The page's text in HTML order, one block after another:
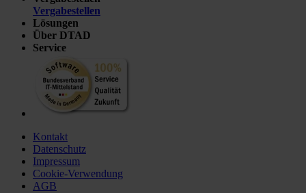
Vergabestellen
Lösungen
Über DTAD
Service
Kontakt
Datenschutz
Impressum
Cookie-Verwendung
AGB